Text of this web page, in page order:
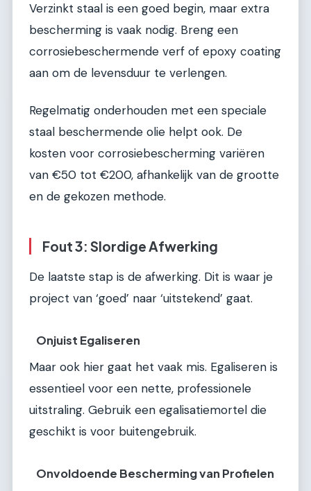
Verzinkt staal is een goed begin, maar extra
bescherming is vaak nodig. Breng een
corrosiebeschermende verf of epoxy coating
aan om de levensduur te verlengen.
Regelmatig onderhouden met een speciale
staal beschermende olie helpt ook. De
kosten voor corrosiebescherming variëren
van €50 tot €200, afhankelijk van de grootte
en de gekozen methode.
Fout 3: Slordige Afwerking
De laatste stap is de afwerking. Dit is waar je
project van ‘goed’ naar ‘uitstekend’ gaat.
Onjuist Egaliseren
Maar ook hier gaat het vaak mis. Egaliseren is
essentieel voor een nette, professionele
uitstraling. Gebruik een egalisatiemortel die
geschikt is voor buitengebruik.
Onvoldoende Bescherming van Profielen